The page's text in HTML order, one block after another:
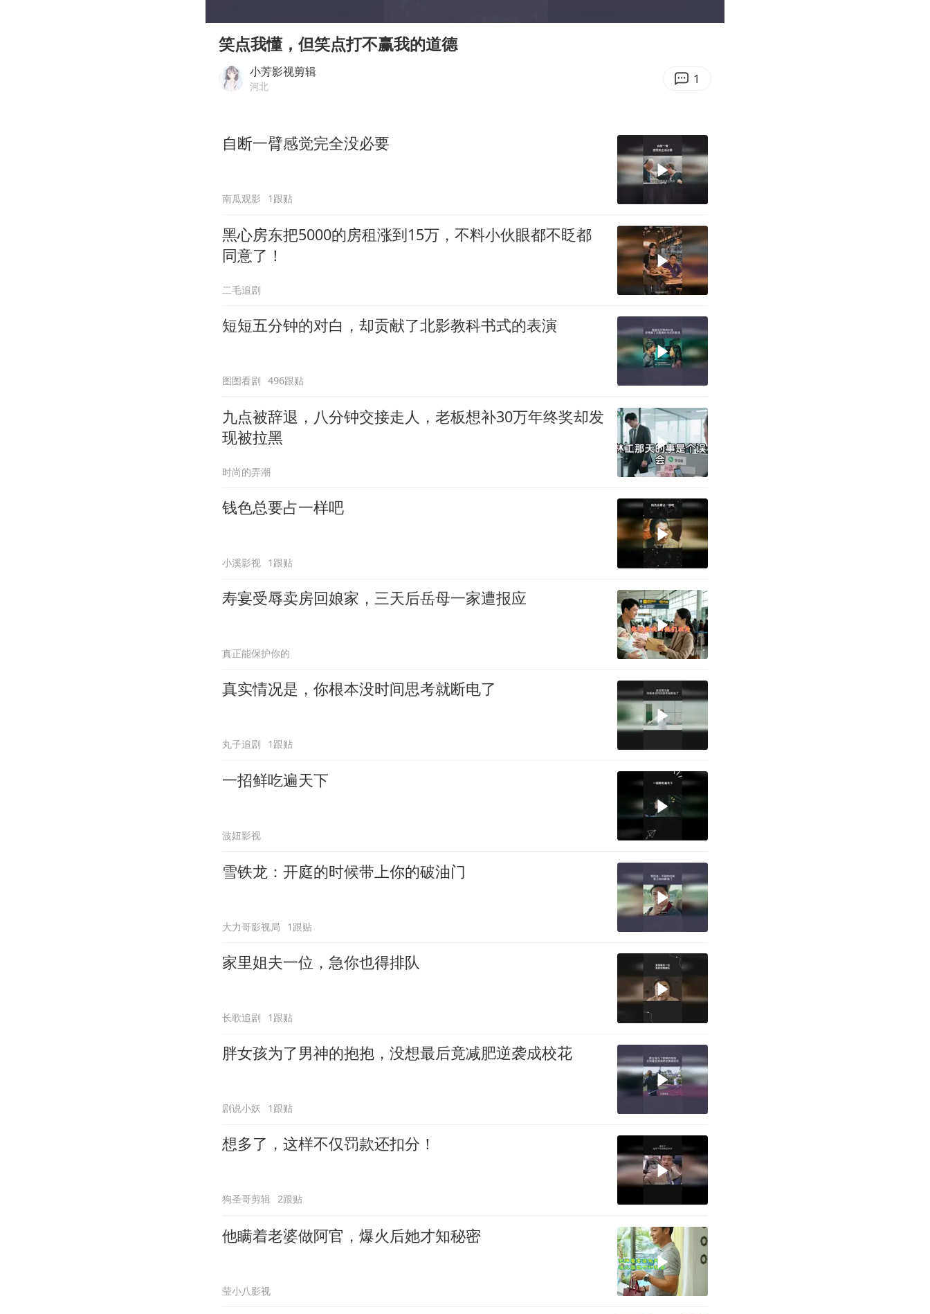
泰国一女公务员妆容引争议 本人回应
女子利用漏洞0元薅走3000多件家电
24小时不关空调 电费会更低吗
笑点我懂，但笑点打不赢我的道德
小芳影视剪辑
河北 1
自断一臂感觉完全没必要
南瓜观影 1跟贴
黑心房东把5000的房租涨到15万，不料小伙眼都不眨都
同意了！
二毛追剧
短短五分钟的对白，却贡献了北影教科书式的表演
图图看剧 496跟贴
九点被辞退，八分钟交接走人，老板想补30万年终奖却发
现被拉黑
时尚的弄潮
钱色总要占一样吧
小溪影视 1跟贴
寿宴受辱卖房回娘家，三天后岳母一家遭报应
真正能保护你的
真实情况是，你根本没时间思考就断电了
丸子追剧 1跟贴
一招鲜吃遍天下
波妞影视
雪铁龙：开庭的时候带上你的破油门
大力哥影视局 1跟贴
家里姐夫一位，急你也得排队
长歌追剧 1跟贴
胖女孩为了男神的抱抱，没想最后竟减肥逆袭成校花
剧说小妖 1跟贴
想多了，这样不仅罚款还扣分！
狗圣哥剪辑 2跟贴
他瞒着老婆做阿官，爆火后她才知秘密
莹小八影视